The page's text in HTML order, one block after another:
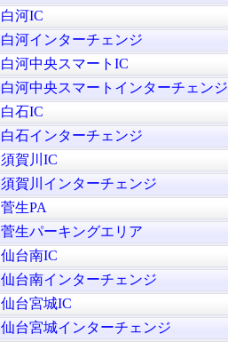
白河IC
白河インターチェンジ
白河中央スマートIC
白河中央スマートインターチェンジ
白石IC
白石インターチェンジ
須賀川IC
須賀川インターチェンジ
菅生PA
菅生パーキングエリア
仙台南IC
仙台南インターチェンジ
仙台宮城IC
仙台宮城インターチェンジ